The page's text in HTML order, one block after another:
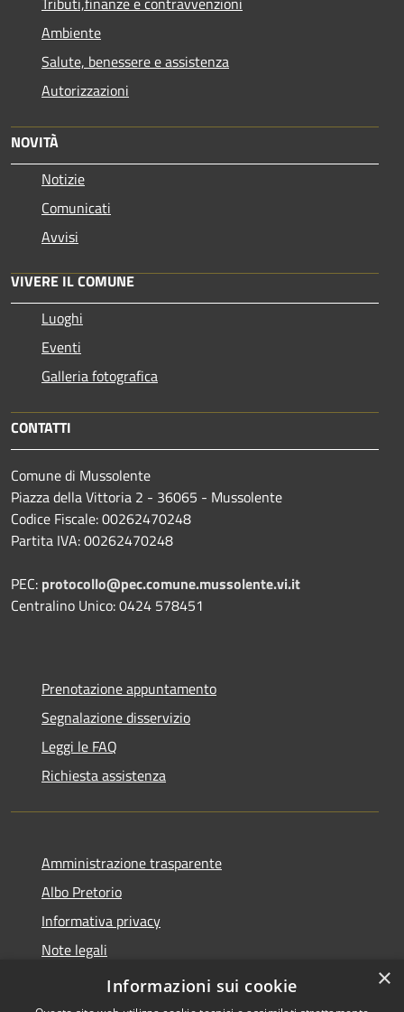
Ambiente
Salute, benessere e assistenza
Autorizzazioni
NOVITÀ
Notizie
Comunicati
Avvisi
VIVERE IL COMUNE
Luoghi
Eventi
Galleria fotografica
CONTATTI
Comune di Mussolente
Piazza della Vittoria 2 - 36065 - Mussolente
Codice Fiscale: 00262470248
Partita IVA: 00262470248
PEC: protocollo@pec.comune.mussolente.vi.it
Centralino Unico: 0424 578451
Prenotazione appuntamento
Segnalazione disservizio
Leggi le FAQ
Richiesta assistenza
Amministrazione trasparente
Albo Pretorio
Informativa privacy
Note legali
Dichiarazione di accessibilità
×
Informazioni sui cookie